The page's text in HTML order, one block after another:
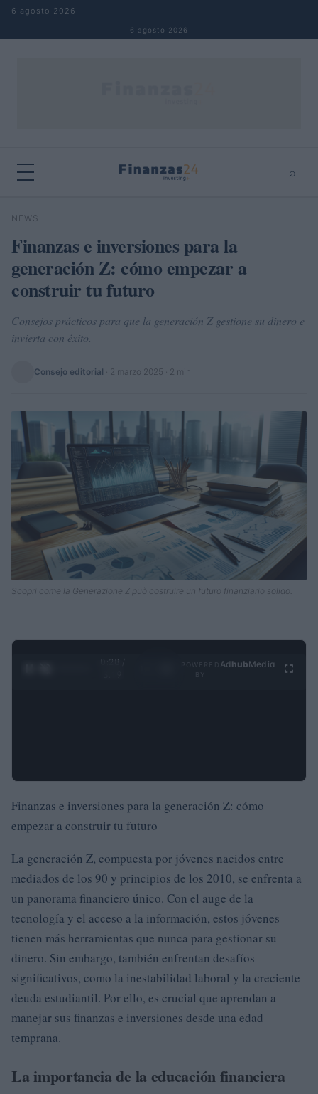
Saltar al contenido
6 agosto 2026
6 agosto 2026
⌕
Buscar
NEWS
Finanzas e inversiones para la
generación Z: cómo empezar a
construir tu futuro
Consejos prácticos para que la generación Z gestione su dinero e
invierta con éxito.
Consejo editorial 2 marzo 2025 · 2 min
Scopri come la Generazione Z può costruire un futuro finanziario solido.
0:29 /
Ad hubMedia
Finanzas e inversiones para la generación Z: cómo
empezar a construir tu futuro
La generación Z, compuesta por jóvenes nacidos entre
mediados de los 90 y principios de los 2010, se enfrenta a
un panorama financiero único. Con el auge de la
tecnología y el acceso a la información, estos jóvenes
tienen más herramientas que nunca para gestionar su
dinero. Sin embargo, también enfrentan desafíos
significativos, como la inestabilidad laboral y la creciente
deuda estudiantil. Por ello, es crucial que aprendan a
manejar sus finanzas e inversiones desde una edad
temprana.
La importancia de la educación financiera